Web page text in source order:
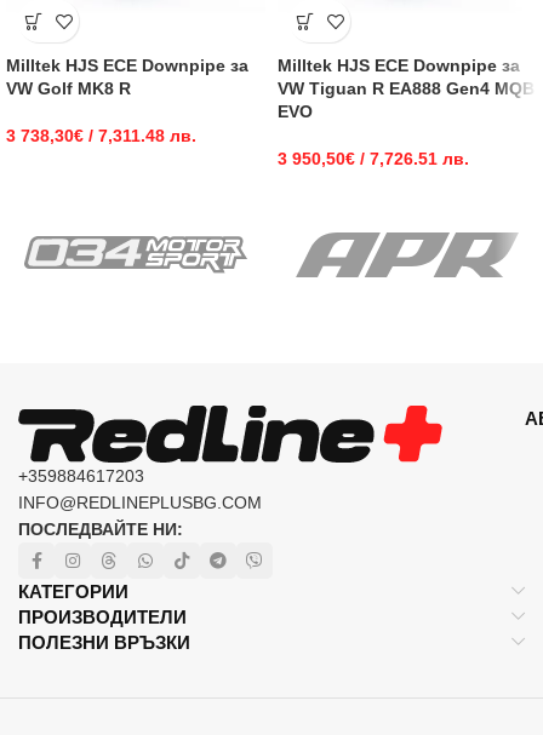
Milltek HJS ECE Downpipe за
VW Golf MK8 R
3 738,30€ / 7,311.48 лв.
Milltek HJS ECE Downpipe за
VW Tiguan R EA888 Gen4 MQB
EVO
3 950,50€ / 7,726.51 лв.
+359884617203
INFO@REDLINEPLUSBG.COM
ПОСЛЕДВАЙТЕ НИ:
КАТЕГОРИИ
ПРОИЗВОДИТЕЛИ
ПОЛЕЗНИ ВРЪЗКИ